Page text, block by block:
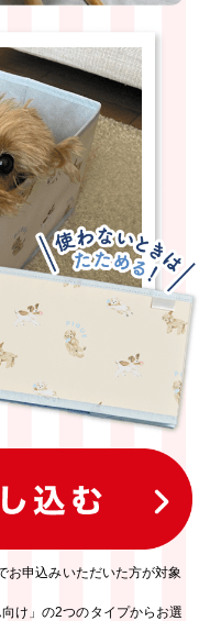
申込みいただいた方が対象
け」の2つのタイプからお選